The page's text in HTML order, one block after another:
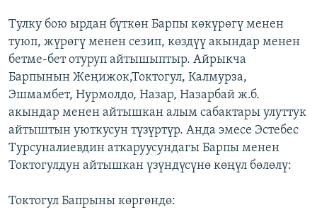
Тулку бою ырдан бүткөн Барпы көкүрөгү менен
туюп, жүрөгү менен сезип, көздүү акындар менен
бетме-бет отуруп айтышыптыр. Айрыкча
Барпынын Жеңижок,Токтогул, Калмурза,
Эшмамбет, Нурмолдо, Назар, Назарбай ж.б.
акындар менен айтышкан алым сабактары улуттук
айтыштын уюткусун түзүртүр. Анда эмесе Эстебес
Турсуналиевдин аткаруусундагы Барпы менен
Токтогулдун айтышкан үзүндүсүнө көңүл бөлөлү:
Токтогул Бапрыны көргөндө: